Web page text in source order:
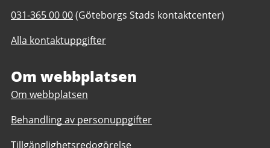
till
Kulturstöd
Telefonnummer
Kulturstöd
031-365 00 00(Göteborgs Stads kontaktcenter)
Alla kontaktuppgifter
Om webbplatsen
Om webbplatsen
Behandling av personuppgifter
Tillgänglighetsredogörelse